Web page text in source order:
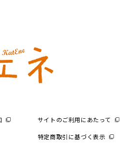
サイトのご利用にあたって
特定商取引に基づく表示